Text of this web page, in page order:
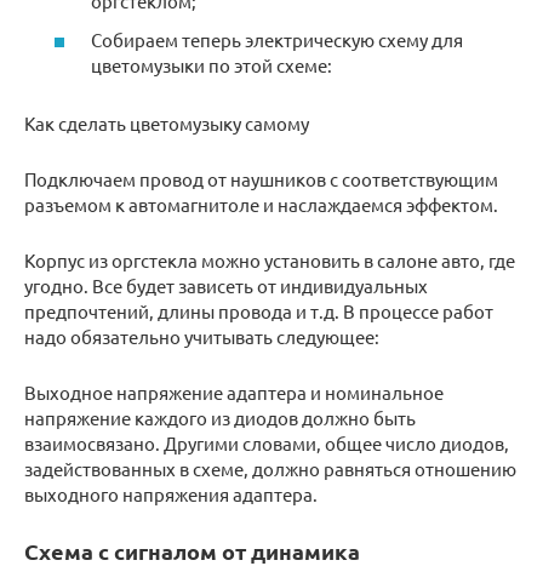
Собираем теперь электрическую схему для
цветомузыки по этой схеме:
Как сделать цветомузыку самому
Подключаем провод от наушников с соответствующим
разъемом к автомагнитоле и наслаждаемся эффектом.
Корпус из оргстекла можно установить в салоне авто, где
угодно. Все будет зависеть от индивидуальных
предпочтений, длины провода и т.д. В процессе работ
надо обязательно учитывать следующее:
Выходное напряжение адаптера и номинальное
напряжение каждого из диодов должно быть
взаимосвязано. Другими словами, общее число диодов,
задействованных в схеме, должно равняться отношению
выходного напряжения адаптера.
Схема с сигналом от динамика